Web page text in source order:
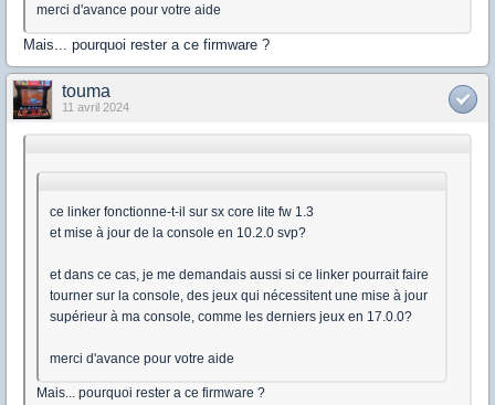
merci d'avance pour votre aide
Mais... pourquoi rester a ce firmware ?
touma
11 avril 2024
ce linker fonctionne-t-il sur sx core lite fw 1.3
et mise à jour de la console en 10.2.0 svp?
et dans ce cas, je me demandais aussi si ce linker pourrait faire
tourner sur la console, des jeux qui nécessitent une mise à jour
supérieur à ma console, comme les derniers jeux en 17.0.0?
merci d'avance pour votre aide
Mais... pourquoi rester a ce firmware ?